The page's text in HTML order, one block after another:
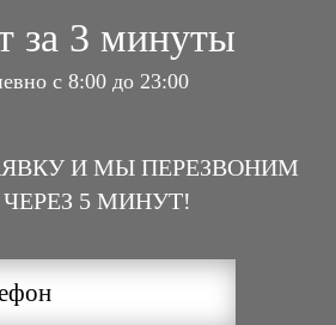
за 3 минуты
с 8:00 до 23:00
И МЫ ПЕРЕЗВОНИМ
5 МИНУТ!